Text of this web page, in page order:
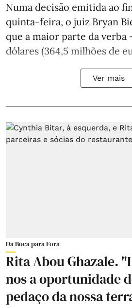
Numa decisão emitida ao
quinta-feira, o juiz Bryan
que a maior parte da verba
dólares (364,5 milhões de
Ver mais
Da Boca para Fora
Rita Abou Ghazale.
nos a oportunidade
pedaço da nossa